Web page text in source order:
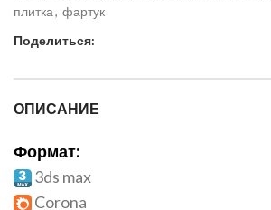
плитка, фартук
Поделиться:
ОПИСАНИЕ
Формат:
3ds max
Corona